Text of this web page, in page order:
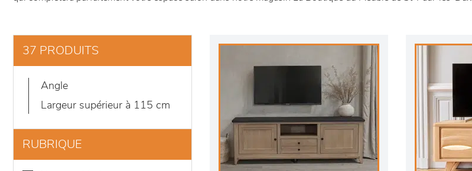
37 PRODUITS
angle
largeur supérieur à 115 cm
RUBRIQUE